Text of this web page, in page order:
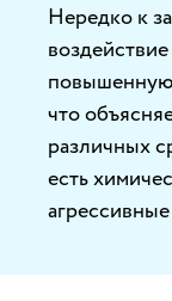
Нередко к
что
различных
есть